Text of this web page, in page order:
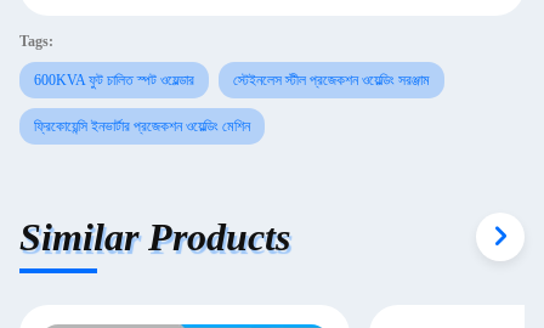
Tags:
600KVA ফুট চালিত স্পট ওয়েল্ডার স্টেইনলেস স্টীল প্রজেকশন ওয়েল্ডিং সরঞ্জাম
ফ্রিকোয়েন্সি ইনভার্টার প্রজেকশন ওয়েল্ডিং মেশিন
Similar Products